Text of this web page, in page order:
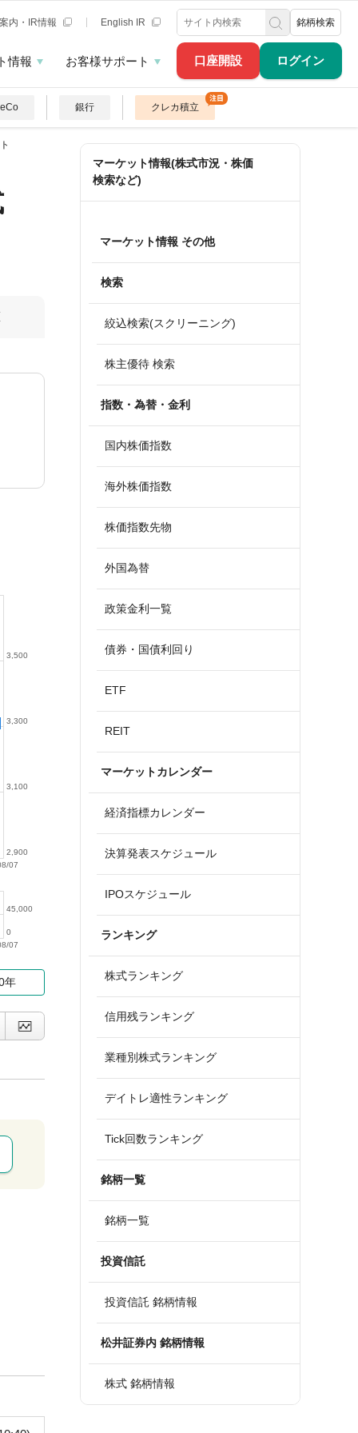
口座開設 ログイン
内・IR情報 English IR 銘柄検索
情報 お客様サポート
銀行 クレカ積立
07
2,900
3,100
3,300
3,500
07
0
45,000
年
マーケット情報(株式市況・株価
検索など)
マーケット情報 その他
検索
絞込検索(スクリーニング)
株主優待 検索
指数・為替・金利
国内株価指数
海外株価指数
株価指数先物
外国為替
政策金利一覧
債券・国債利回り
ETF
REIT
マーケットカレンダー
経済指標カレンダー
決算発表スケジュール
IPOスケジュール
ランキング
株式ランキング
信用残ランキング
業種別株式ランキング
デイトレ適性ランキング
Tick回数ランキング
銘柄一覧
銘柄一覧
投資信託
投資信託 銘柄情報
松井証券内 銘柄情報
株式 銘柄情報